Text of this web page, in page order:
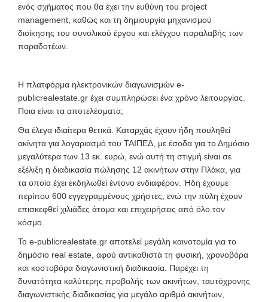
ενός σχήματος που θα έχει την ευθύνη του project
management, καθώς και τη δημιουργία μηχανισμού
διοίκησης του συνολικού έργου και ελέγχου παραλαβής των
παραδοτέων.
Η πλατφόρμα ηλεκτρονικών διαγωνισμών e-
publicrealestate.gr έχει συμπληρώσει ένα χρόνο λειτουργίας.
Ποια είναι τα αποτελέσματα;
Θα έλεγα ιδιαίτερα θετικά. Καταρχάς έχουν ήδη πουληθεί
ακίνητα για λογαριασμό του ΤΑΙΠΕΔ, με έσοδα για το Δημόσιο
μεγαλύτερα των 13 εκ. ευρώ, ενώ αυτή τη στιγμή είναι σε
εξέλιξη η διαδικασία πώλησης 12 ακινήτων στην Πλάκα, για
τα οποία έχει εκδηλωθεί έντονο ενδιαφέρον. Ήδη έχουμε
περίπου 600 εγγεγραμμένους χρήστες, ενώ την πύλη έχουν
επισκεφθεί χιλιάδες άτομα και επιχειρήσεις από όλο τον
κόσμο.
Το e-publicrealestate.gr αποτελεί μεγάλη καινοτομία για το
δημόσιο real estate, αφού αντικαθιστά τη φυσική, χρονοβόρα
και κοστοβόρα διαγωνιστική διαδικασία. Παρέχει τη
δυνατότητα καλύτερης προβολής των ακινήτων, ταυτόχρονης
διαγωνιστικής διαδικασίας για μεγάλο αριθμό ακινήτων,